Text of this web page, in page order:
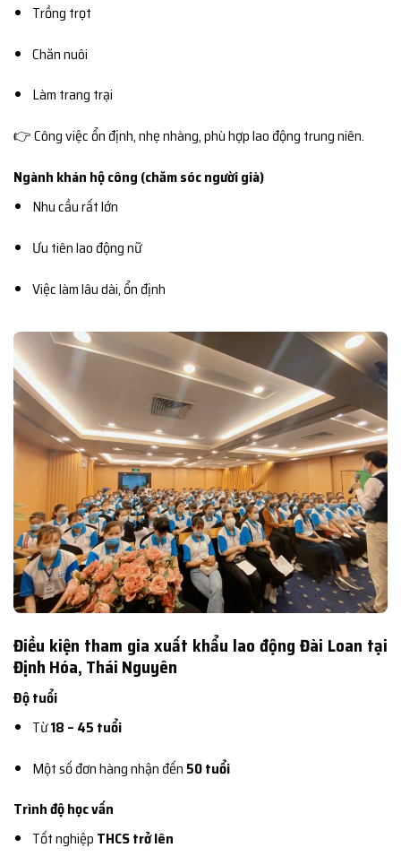
Trồng trọt
Chăn nuôi
Làm trang trại
👉 Công việc ổn định, nhẹ nhàng, phù hợp lao động trung niên.
Ngành khán hộ công (chăm sóc người già)
Nhu cầu rất lớn
Ưu tiên lao động nữ
Việc làm lâu dài, ổn định
Điều kiện tham gia xuất khẩu lao động Đài Loan tại
Định Hóa, Thái Nguyên
Độ tuổi
Từ18 – 45 tuổi
Một số đơn hàng nhận đến 50 tuổi
Trình độ học vấn
Tốt nghiệp THCS trở lên